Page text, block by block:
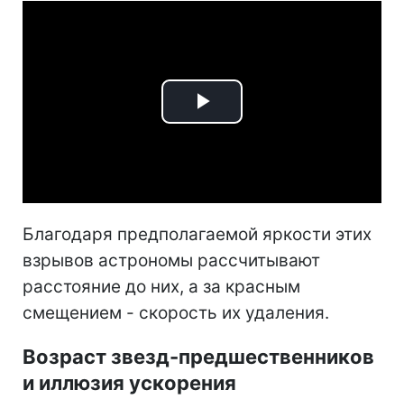
Play
Благодаря предполагаемой яркости этих
взрывов астрономы рассчитывают
расстояние до них, а за красным
смещением - скорость их удаления.
Возраст звезд-предшественников
и иллюзия ускорения